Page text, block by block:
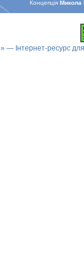
КонцепцiяМикола
— Інтернет-ресурс